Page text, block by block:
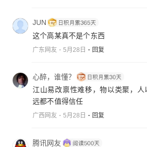
JUN
这个高某真不是个东西
广东网友 5月28日 回复
心醉，谁懂？
江山易改禀性难移，物以类聚，人
远都不值得信任
广西网友 5月28日 回复
腾讯网友